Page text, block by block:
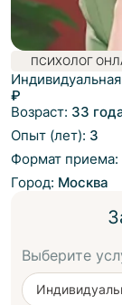
ПСИХОЛОГ
₽
Возраст: 33
Опыт (лет): 3
Формат приема:
Город: Москва
Выберите